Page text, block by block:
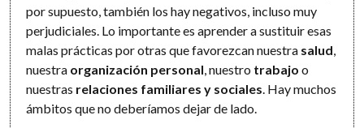
por supuesto, también los hay negativos, incluso muy
perjudiciales. Lo importante es aprender a sustituir esas
malas prácticas por otras que favorezcan nuestra salud
nuestra organización personal , nuestro trabajo o
nuestras relaciones familiares y sociales . Hay muchos
ámbitos que no deberíamos dejar de lado.